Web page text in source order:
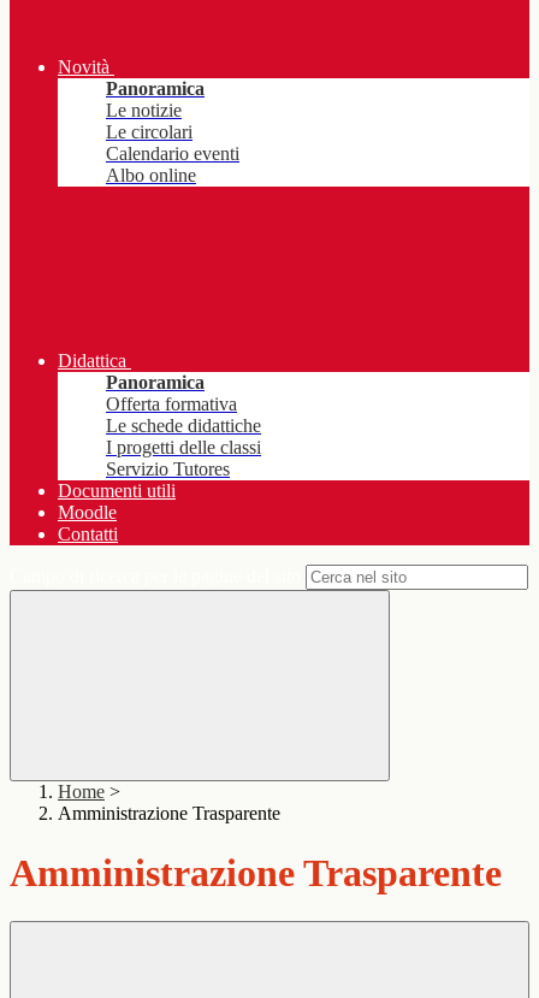
Novità
Panoramica
Le notizie
Le circolari
Calendario eventi
Albo online
Didattica
Panoramica
Offerta formativa
Le schede didattiche
I progetti delle classi
Servizio Tutores
Documenti utili
Moodle
Contatti
Home >
Amministrazione Trasparente
Amministrazione Trasparente